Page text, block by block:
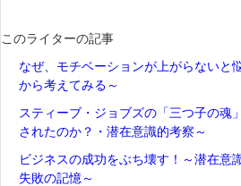
このライターの記事
なぜ、モチベーションが上がらないと
から考えてみる～
スティーブ・ジョブズの「三つ子の魂
されたのか？・潜在意識的考察～
ビジネスの成功をぶち壊す！～潜在意
失敗の記憶～